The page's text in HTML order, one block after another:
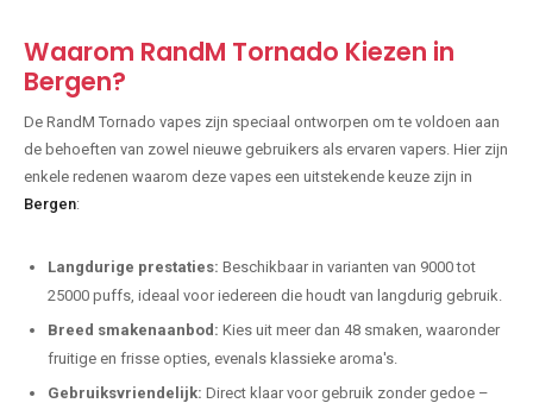
Waarom RandM Tornado Kiezen in
Bergen?
De RandM Tornado vapes zijn speciaal ontworpen om te voldoen aan
de behoeften van zowel nieuwe gebruikers als ervaren vapers. Hier zijn
enkele redenen waarom deze vapes een uitstekende keuze zijn in
Bergen:
Langdurige prestaties: Beschikbaar in varianten van 9000 tot
25000 puffs, ideaal voor iedereen die houdt van langdurig gebruik.
Breed smakenaanbod: Kies uit meer dan 48 smaken, waaronder
fruitige en frisse opties, evenals klassieke aroma's.
Gebruiksvriendelijk: Direct klaar voor gebruik zonder gedoe –